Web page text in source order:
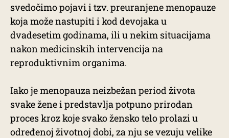
svedočimo pojavi i tzv. preuranjene menopauze
koja može nastupiti i kod devojaka u
dvadesetim godinama, ili u nekim situacijama
nakon medicinskih intervencija na
reproduktivnim organima.
Iako je menopauza neizbežan period života
svake žene i predstavlja potpuno prirodan
proces kroz koje svako žensko telo prolazi u
određenoj životnoj dobi, za nju se vezuju velike